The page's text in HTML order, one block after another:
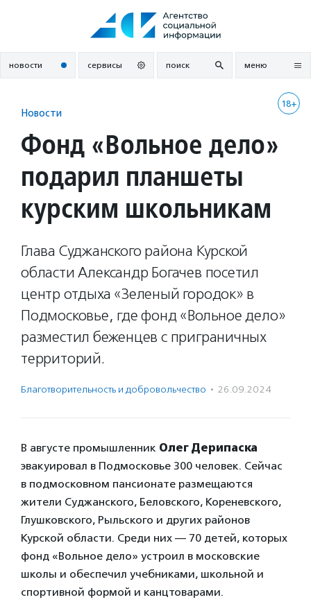
новости сервисы поиск меню
18+
Новости
Фонд «Вольное дело»
подарил планшеты
курским школьникам
Глава Суджанского района Курской
области Александр Богачев посетил
центр отдыха «Зеленый городок» в
Подмосковье, где фонд «Вольное дело»
разместил беженцев с приграничных
территорий.
Благотвори­тель­ность и доброволь­чест­во · 26.09.2024
В августе промышленник Олег Дерипаска
эвакуировал в Подмосковье 300 человек. Сейчас
в подмосковном пансионате размещаются
жители Суджанского, Беловского, Кореневского,
Глушковского, Рыльского и других районов
Курской области. Среди них — 70 детей, которых
фонд «Вольное дело» устроил в московские
школы и обеспечил учебниками, школьной и
спортивной формой и канцтоварами.